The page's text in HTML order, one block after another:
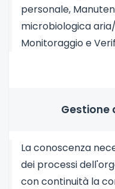
personale,
microbiologica
Monitoraggio e
Gestione
La conoscenza
dei processi
con continuità la